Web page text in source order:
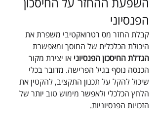
הפנסיוני
קבלת החזר מס רטרואקטיבי משפרת את
היכולת הכלכלית של החוסך ומאפשרת
הגדלת החיסכון הפנסיוני או יצירת מקור
הכנסה נוסף בגיל הפרישה. מדובר בכלי
שיכול להקל על תכנון התקציב, להקטין את
הלחץ הכלכלי ולאפשר מימוש טוב יותר של
הזכויות הפנסיוניות.